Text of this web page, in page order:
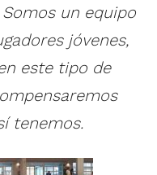
un equipo
jóvenes,
este tipo de
tenemos.